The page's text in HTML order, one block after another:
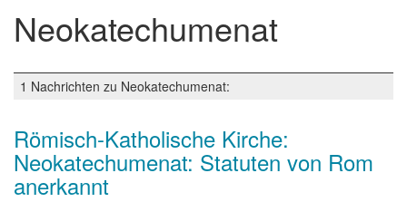
Neokatechumenat
1 Nachrichten zu Neokatechumenat:
Römisch-Katholische Kirche:
Neokatechumenat: Statuten von Rom
anerkannt